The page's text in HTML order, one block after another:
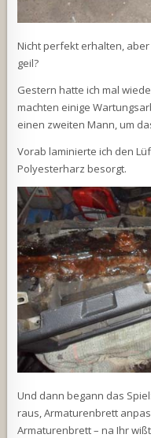
Nicht perfekt erhalten,
geil?
Gestern hatte ich mal
machten einige
einen zweiten Mann, um
Vorab laminierte ich den
Polyesterharz besorgt.
Und dann begann das
raus, Armaturenbrett
Armaturenbrett – na Ihr